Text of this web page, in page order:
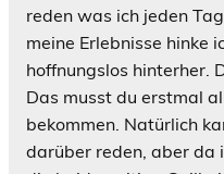
reden was ich jeden
meine Erlebnisse hinke
hoffnungslos hinterher.
Das musst du erstmal
bekommen. Natürlich
darüber reden, aber da